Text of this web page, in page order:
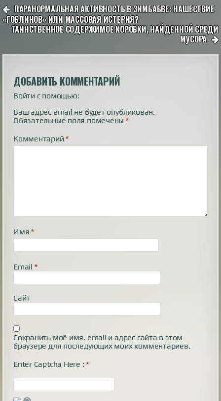
НАВИГАЦИЯ
ПО
ЗАПИСЯМ
ПАРАНОРМАЛЬНАЯ АКТИВНОСТЬ В ЗИМБАБВЕ: НАШЕСТВИЕ
«ГОБЛИНОВ» ИЛИ МАССОВАЯ ИСТЕРИЯ?
ТАИНСТВЕННОЕ СОДЕРЖИМОЕ КОРОБКИ, НАЙДЕННОЙ СРЕДИ
МУСОРА
ДОБАВИТЬ КОММЕНТАРИЙ
Войти с помощью:
Ваш адрес email не будет опубликован.
Обязательные поля помечены*
Комментарий*
Имя*
Email *
Сайт
Сохранить моё имя, email и адрес сайта в этом
браузере для последующих моих комментариев.
Enter Captcha Here :*